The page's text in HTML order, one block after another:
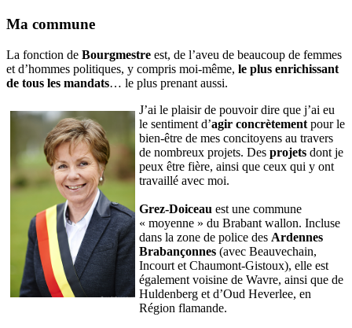
Ma commune
La fonction de Bourgmestre est, de l’aveu de beaucoup de femmes
et d’hommes politiques, y compris moi-même, le plus enrichissant
de tous les mandats… le plus prenant aussi.
J’ai le plaisir de pouvoir dire que j’ai eu
le sentiment d’agir concrètement pour le
bien-être de mes concitoyens au travers
de nombreux projets. Des projets dont je
peux être fière, ainsi que ceux qui y ont
travaillé avec moi.
Grez-Doiceau est une commune
« moyenne » du Brabant wallon. Incluse
dans la zone de police des Ardennes
Brabançonnes (avec Beauvechain,
Incourt et Chaumont-Gistoux), elle est
également voisine de Wavre, ainsi que de
Huldenberg et d’Oud Heverlee, en
Région flamande.